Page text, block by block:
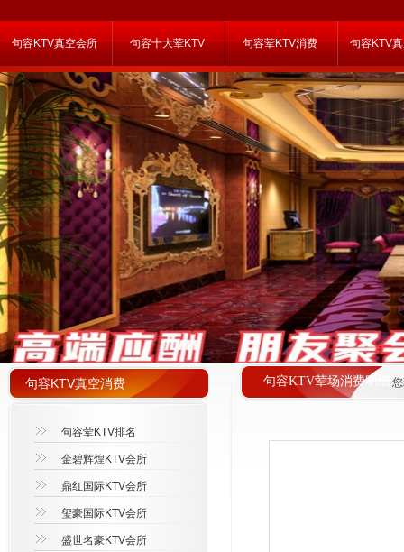
句容KTV真空会所 句容十大荤KTV 句容荤KTV消费 句容KTV
句容KTV荤场消费明细
句容KTV真空消费
句容荤KTV排名
金碧辉煌KTV会所
鼎红国际KTV会所
玺豪国际KTV会所
盛世名豪KTV会所